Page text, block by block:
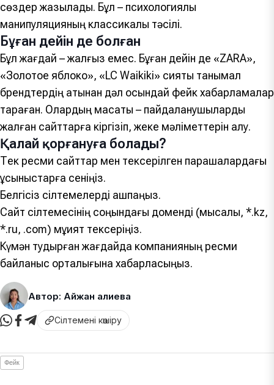
сөздер жазылады. Бұл – психологиялық
манипуляцияның классикалық тәсілі.
Бұған дейін де болған
Бұл жағдай – жалғыз емес. Бұған дейін де «ZARA»,
«Золотое яблоко», «LC Waikiki» сияқты танымал
брендтердің атынан дәл осындай фейк хабарламалар
тараған. Олардың мақсаты – пайдаланушыларды
жалған сайттарға кіргізіп, жеке мәліметтерін алу.
Қалай қорғануға болады?
Тек ресми сайттар мен тексерілген парақшалардағы
ұсыныстарға сеніңіз.
Белгісіз сілтемелерді ашпаңыз.
Сайт сілтемесінің соңындағы доменді (мысалы, *.kz,
*.ru, .com) мұқият тексеріңіз.
Күмән тудырған жағдайда компанияның ресми
байланыс орталығына хабарласыңыз.
Автор: Айжан Қалиева
Сілтемені көшіру
Фейк